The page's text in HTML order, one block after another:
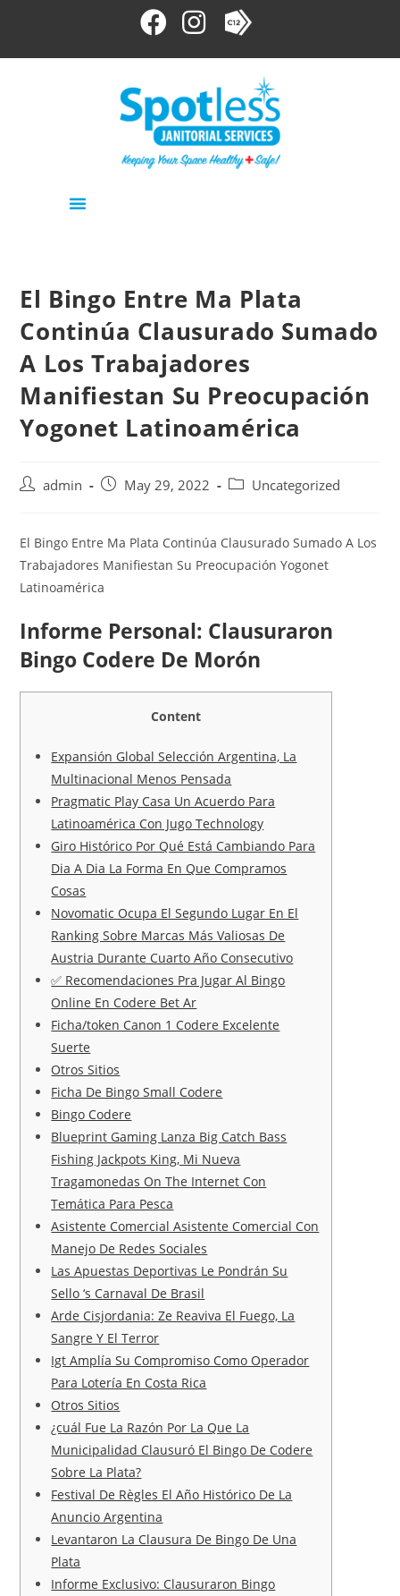
El Bingo Entre Ma Plata
Continúa Clausurado Sumado
A Los Trabajadores
Manifiestan Su Preocupación
Yogonet Latinoamérica
admin May 29, 2022 Uncategorized
El Bingo Entre Ma Plata Continúa Clausurado Sumado A Los
Trabajadores Manifiestan Su Preocupación Yogonet
Latinoamérica
Informe Personal: Clausuraron
Bingo Codere De Morón
Content
Expansión Global Selección Argentina, La
Multinacional Menos Pensada
Pragmatic Play Casa Un Acuerdo Para
Latinoamérica Con Jugo Technology
Giro Histórico Por Qué Está Cambiando Para
Dia A Dia La Forma En Que Compramos
Cosas
Novomatic Ocupa El Segundo Lugar En El
Ranking Sobre Marcas Más Valiosas De
Austria Durante Cuarto Año Consecutivo
✅ Recomendaciones Pra Jugar Al Bingo
Online En Codere Bet Ar
Ficha/token Canon 1 Codere Excelente
Suerte
Otros Sitios
Ficha De Bingo Small Codere
Bingo Codere
Blueprint Gaming Lanza Big Catch Bass
Fishing Jackpots King, Mi Nueva
Tragamonedas On The Internet Con
Temática Para Pesca
Asistente Comercial Asistente Comercial Con
Manejo De Redes Sociales
Las Apuestas Deportivas Le Pondrán Su
Sello ‘s Carnaval De Brasil
Arde Cisjordania: Ze Reaviva El Fuego, La
Sangre Y El Terror
Igt Amplía Su Compromiso Como Operador
Para Lotería En Costa Rica
Otros Sitios
¿cuál Fue La Razón Por La Que La
Municipalidad Clausuró El Bingo De Codere
Sobre La Plata?
Festival De Règles El Año Histórico De La
Anuncio Argentina
Levantaron La Clausura De Bingo De Una
Plata
Informe Exclusivo: Clausuraron Bingo